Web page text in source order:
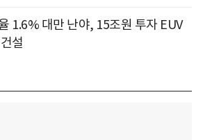
1.6% 대만 난야, 15조원 투자 EUV
설